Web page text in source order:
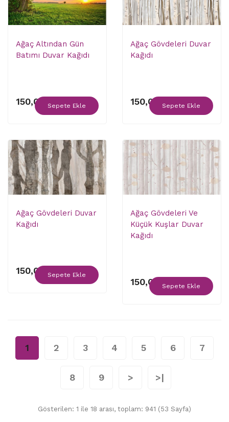
Ağaç Altından Gün
Batımı Duvar Kağıdı
150,00 ₺Sepete Ekle
Ağaç Gövdeleri Duvar
Kağıdı
150,00 ₺Sepete Ekle
Ağaç Gövdeleri Duvar
Kağıdı
150,00 ₺Sepete Ekle
Ağaç Gövdeleri Ve
Küçük Kuşlar Duvar
Kağıdı
150,00 ₺Sepete Ekle
1 2 3 4 5 6 7
8 9 > >|
Gösterilen: 1 ile 18 arası, toplam: 941 (53 Sayfa)